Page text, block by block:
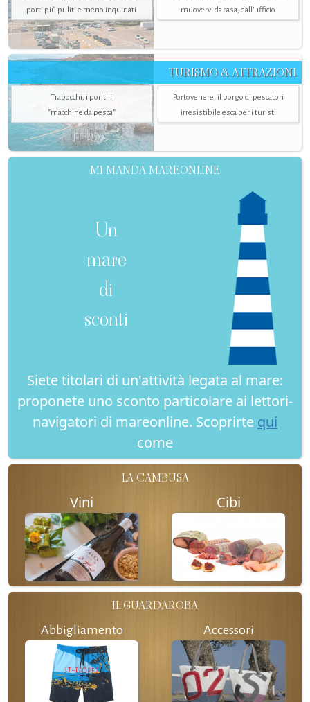
porti più puliti e meno inquinati
muovervi da casa, dall’ufficio
TURISMO & ATTRAZIONI
Trabocchi, i pontili
"macchine da pesca"
Portovenere, il borgo di pescatori
irresistibile esca per i turisti
MI MANDA MAREONLINE
Un
mare
di
sconti
Siete titolari di un'attività legata al mare:
proponete uno sconto particolare ai lettori-
navigatori di mareonline. Scoprirte qui
come
LA CAMBUSA
Vini Cibi
IL GUARDAROBA
Abbigliamento Accessori